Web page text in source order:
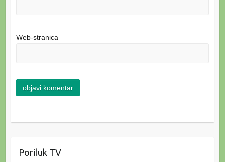
Web-stranica
Poriluk TV